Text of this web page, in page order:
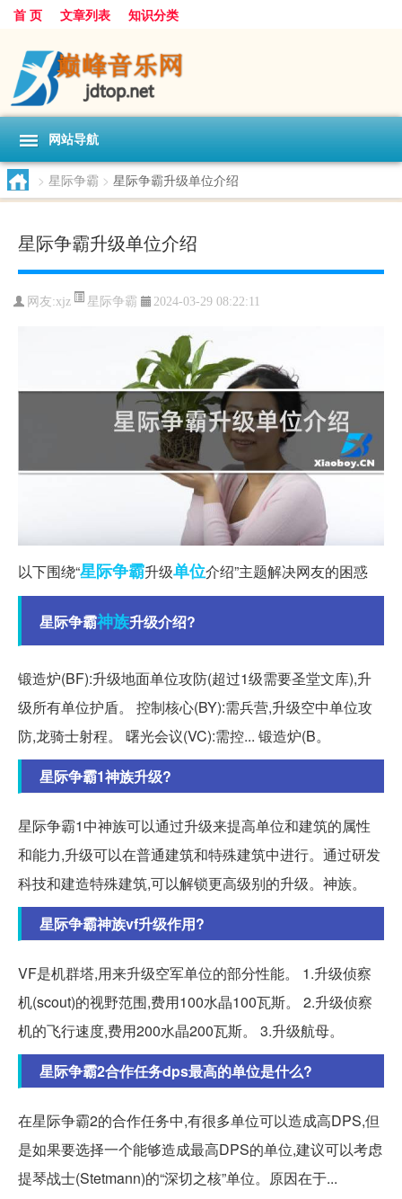
首 页 文章列表 知识分类
网站导航
> 星际争霸 > 星际争霸升级单位介绍
星际争霸升级单位介绍
网友:xjz 星际争霸 2024-03-29 08:22:11
以下围绕“星际争霸升级单位介绍”主题解决网友的困惑
星际争霸神族升级介绍?
锻造炉(BF):升级地面单位攻防(超过1级需要圣堂文库),升
级所有单位护盾。 控制核心(BY):需兵营,升级空中单位攻
防,龙骑士射程。 曙光会议(VC):需控... 锻造炉(B。
星际争霸1神族升级?
星际争霸1中神族可以通过升级来提高单位和建筑的属性
和能力,升级可以在普通建筑和特殊建筑中进行。通过研发
科技和建造特殊建筑,可以解锁更高级别的升级。神族。
星际争霸神族vf升级作用?
VF是机群塔,用来升级空军单位的部分性能。 1.升级侦察
机(scout)的视野范围,费用100水晶100瓦斯。 2.升级侦察
机的飞行速度,费用200水晶200瓦斯。 3.升级航母。
星际争霸2合作任务dps最高的单位是什么?
在星际争霸2的合作任务中,有很多单位可以造成高DPS,但
是如果要选择一个能够造成最高DPS的单位,建议可以考虑
提琴战士(Stetmann)的“深切之核”单位。原因在于...